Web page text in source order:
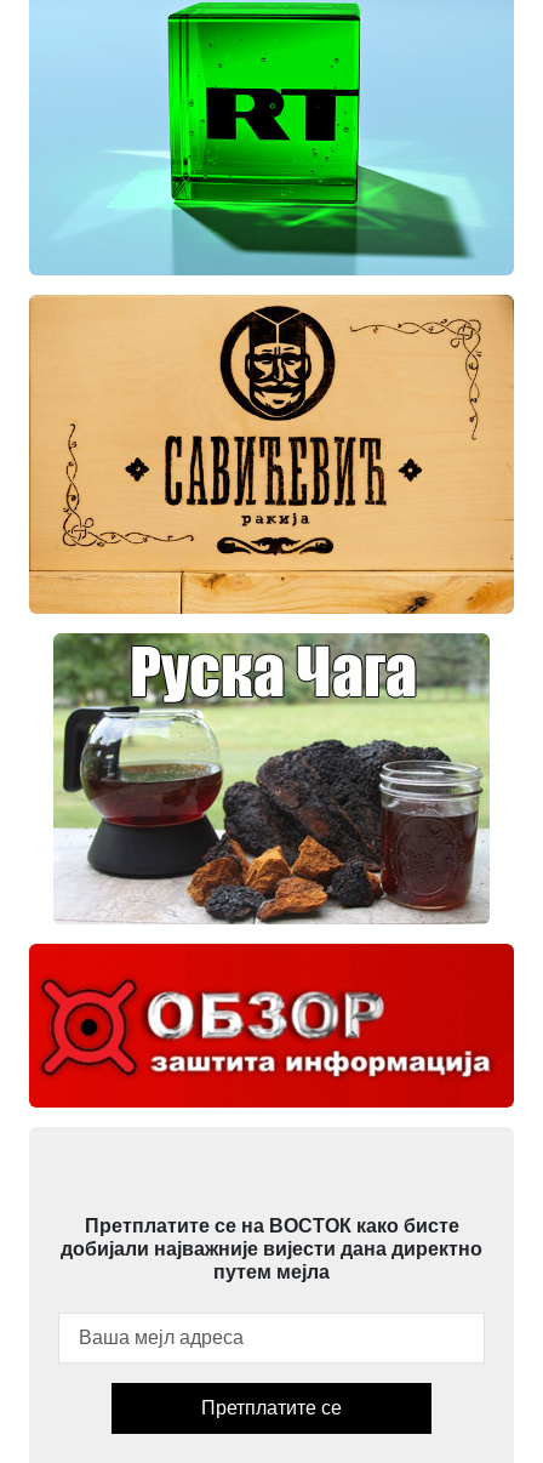
Претплатите се на ВОСТОК како бисте
добијали најважније вијести дана директно
путем мејла
Претплатите се